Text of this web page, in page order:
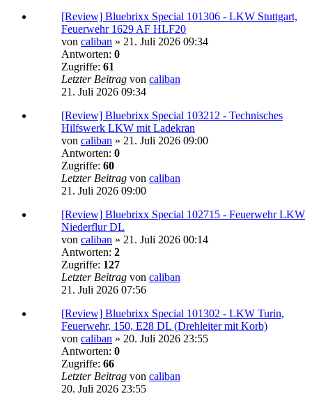
[Review] Bluebrixx Special 101306 - LKW Stuttgart,
Feuerwehr 1629 AF HLF20
von caliban » 21. Juli 2026 09:34
Antworten: 0
Zugriffe: 61
Letzter Beitrag von caliban
21. Juli 2026 09:34
[Review] Bluebrixx Special 103212 - Technisches
Hilfswerk LKW mit Ladekran
von caliban » 21. Juli 2026 09:00
Antworten: 0
Zugriffe: 60
Letzter Beitrag von caliban
21. Juli 2026 09:00
[Review] Bluebrixx Special 102715 - Feuerwehr LKW
Niederflur DL
von caliban » 21. Juli 2026 00:14
Antworten: 2
Zugriffe: 127
Letzter Beitrag von caliban
21. Juli 2026 07:56
[Review] Bluebrixx Special 101302 - LKW Turin,
Feuerwehr, 150, E28 DL (Drehleiter mit Korb)
von caliban » 20. Juli 2026 23:55
Antworten: 0
Zugriffe: 66
Letzter Beitrag von caliban
20. Juli 2026 23:55